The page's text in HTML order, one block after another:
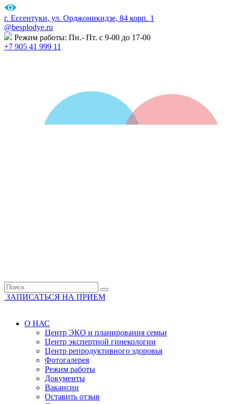
г. Ессентуки, ул. Орджоникидзе, 84 корп. 1
@besplodye.ru
Режим работы: Пн.- Пт. с 9-00 до 17-00
+7 905 41 999 11
ЗАПИСАТЬСЯ НА ПРИЕМ
О НАС
Центр ЭКО и планирования семьи
Центр экспертной гинекологии
Центр репродуктивного здоровья
Фотогалерея
Режим работы
Документы
Вакансии
Оставить отзыв